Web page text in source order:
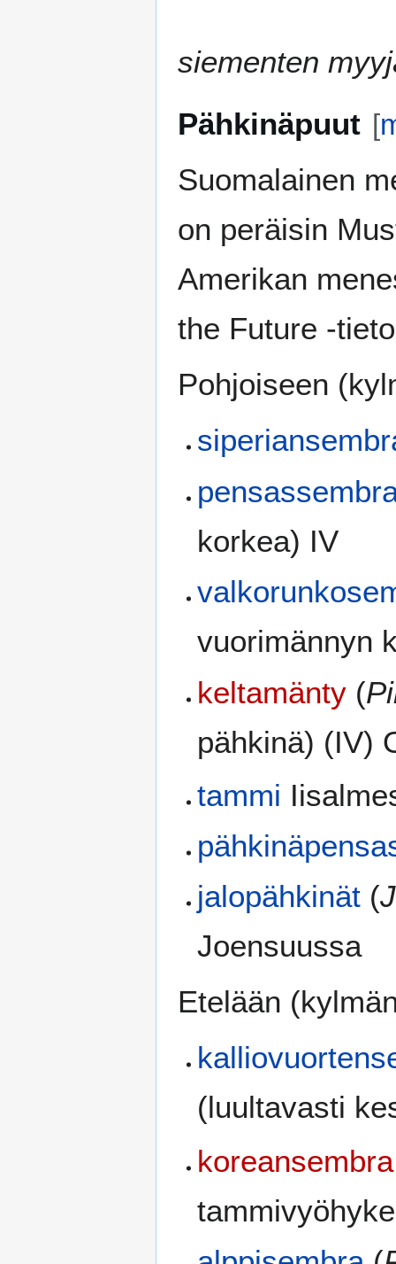
siementen
Pähkinäpuut [
Suomalainen
on peräisin
Amerikan
the Future -
Pohjoiseen
korkea) IV
vuorimännyn
keltamänty (
pähkinä) (IV)
tammi
jalopähkinät (
Joensuussa
Etelään
(luultavasti
koreansembra
tammivyöhyke